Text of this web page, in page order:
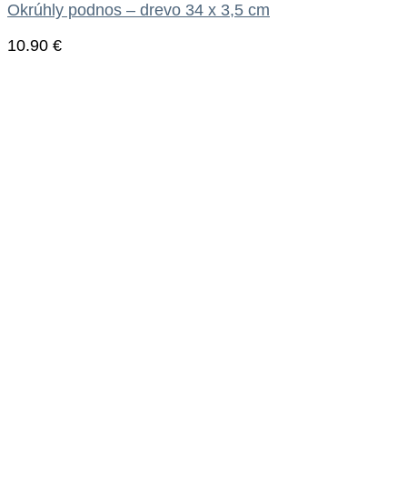
Okrúhly podnos – drevo 34 x 3,5 cm
10.90 €